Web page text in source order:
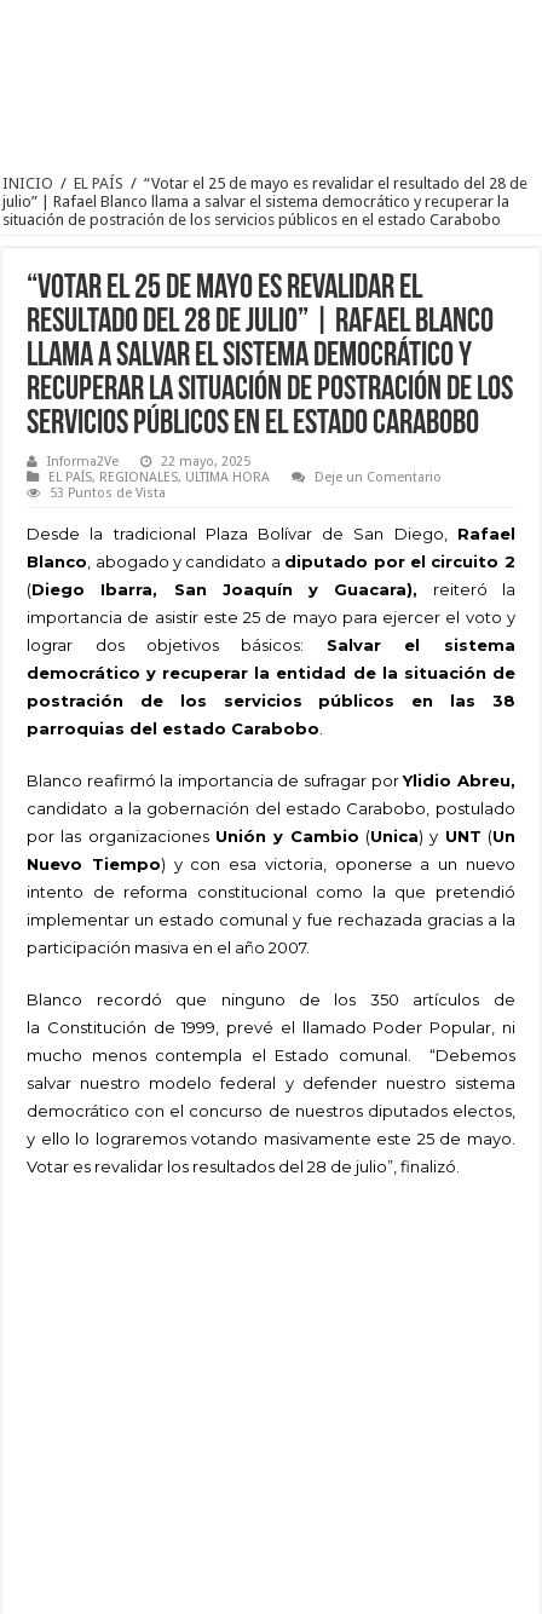
INICIO / EL PAÍS / “Votar el 25 de mayo es revalidar el resultado del 28 de
julio” | Rafael Blanco llama a salvar el sistema democrático y recuperar la
situación de postración de los servicios públicos en el estado Carabobo
“Votar el 25 de mayo es revalidar el
resultado del 28 de julio” | Rafael Blanco
llama a salvar el sistema democrático y
recuperar la situación de postración de los
servicios públicos en el estado Carabobo
Informa2Ve
22 mayo, 2025
EL PAÍS, REGIONALES, ULTIMA HORA
Deje un Comentario
53 Puntos de Vista
Desde la tradicional Plaza Bolívar de San Diego, Rafael
Blanco , abogado y candidato a diputado por el circuito 2
(Diego Ibarra, San Joaquín y Guacara), reiteró la
importancia de asistir este 25 de mayo para ejercer el voto y
lograr dos objetivos básicos: Salvar el sistema
democrático y recuperar la entidad de la situación de
postración de los servicios públicos en las 38
parroquias del estado Carabobo
Blanco reafirmó la importancia de sufragar porYlidio Abreu,
candidato a la gobernación del estado Carabobo, postulado
por las organizaciones Unión y Cambio (Unica) y UNT (Un
Nuevo Tiempo) y con esa victoria, oponerse a un nuevo
intento de reforma constitucional como la que pretendió
implementar un estado comunal y fue rechazada gracias a la
participación masiva en el año 2007.
Blanco recordó que ninguno de los 350 artículos de
la Constitución de 1999, prevé el llamado Poder Popular, ni
mucho menos contempla el Estado comunal. “Debemos
salvar nuestro modelo federal y defender nuestro sistema
democrático con el concurso de nuestros diputados electos,
y ello lo lograremos votando masivamente este 25 de mayo.
Votar es revalidar los resultados del 28 de julio”, finalizó.